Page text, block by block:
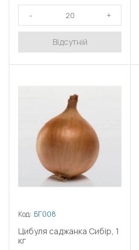
Відсутній
Код: БГ008
Цибуля саджанка Сибір, 1
кг